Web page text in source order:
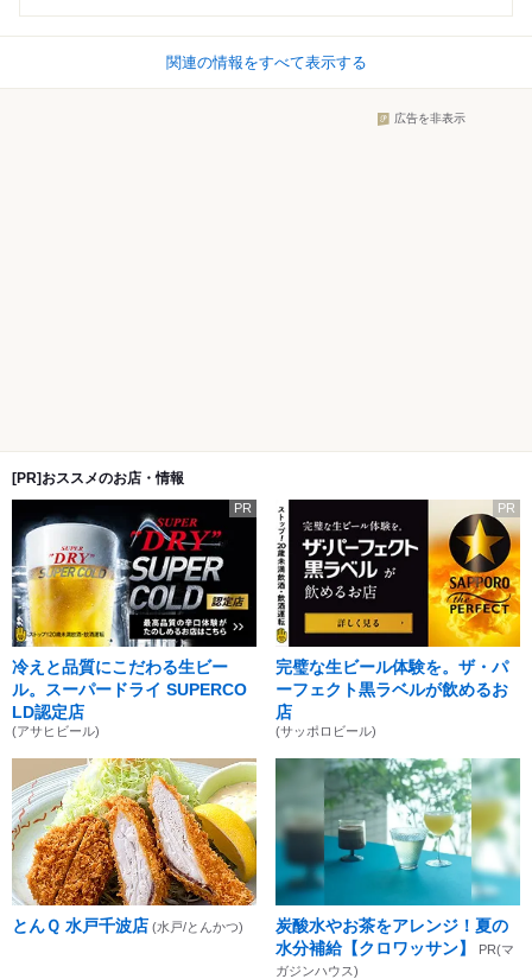
関連の情報をすべて表示する
広告を非表示
[PR]おススメのお店・情報
PR
冷えと品質にこだわる生ビー
ル。スーパードライ SUPERCO
LD認定店
(アサヒビール)
PR
完璧な生ビール体験を。ザ・パ
ーフェクト黒ラベルが飲めるお
店
(サッポロビール)
とんＱ 水戸千波店 (水戸/とんかつ)
炭酸水やお茶をアレンジ！夏の
水分補給【クロワッサン】
PR(マ
ガジンハウス)